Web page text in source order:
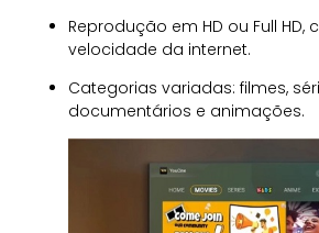
Reprodução em HD ou Full HD,
velocidade da internet.
Categorias variadas: filmes,
documentários e animações.